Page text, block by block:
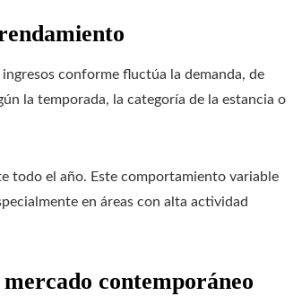
conforme fluctúa la demanda, de
la temporada, la categoría de la estancia o
todo el año. Este comportamiento variable
en áreas con alta actividad
contemporáneo